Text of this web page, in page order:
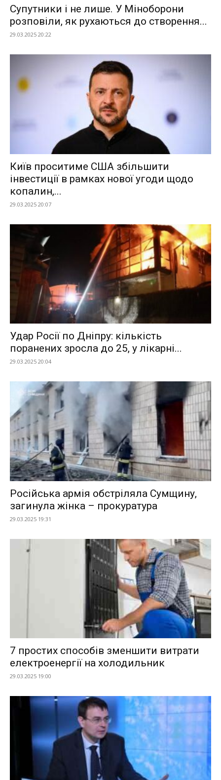
Супутники і не лише. У Міноборони
розповіли, як рухаються до створення...
29.03.2025 20:22
Київ проситиме США збільшити
інвестиції в рамках нової угоди щодо
копалин,...
29.03.2025 20:07
Удар Росії по Дніпру: кількість
поранених зросла до 25, у лікарні...
29.03.2025 20:04
Російська армія обстріляла Сумщину,
загинула жінка – прокуратура
29.03.2025 19:31
7 простих способів зменшити витрати
електроенергії на холодильник
29.03.2025 19:00